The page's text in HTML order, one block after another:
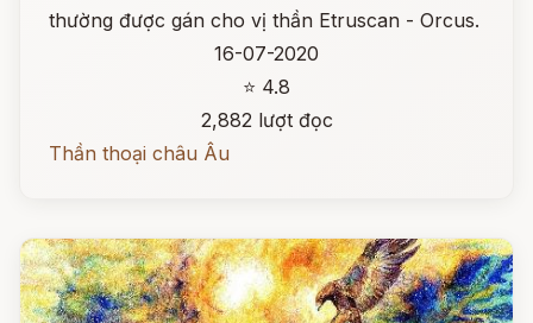
thường được gán cho vị thần Etruscan - Orcus.
16-07-2020
⭐ 4.8
2,882 lượt đọc
Thần thoại châu Âu